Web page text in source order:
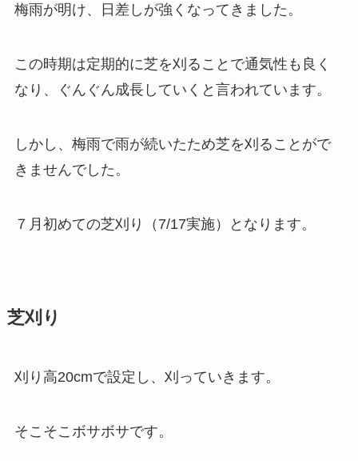
梅雨が明け、日差しが強くなってきました。
この時期は定期的に芝を刈ることで通気性も良く
なり、ぐんぐん成長していくと言われています。
しかし、梅雨で雨が続いたため芝を刈ることがで
きませんでした。
７月初めての芝刈り（7/17実施）となります。
芝刈り
刈り高20cmで設定し、刈っていきます。
そこそこボサボサです。